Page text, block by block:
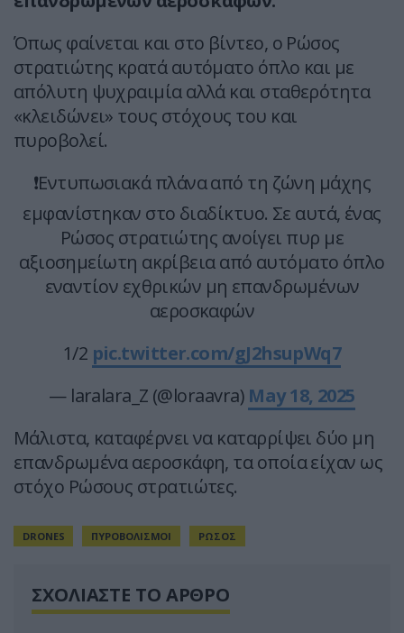
Όπως φαίνεται και στο βίντεο, ο Ρώσος
στρατιώτης κρατά αυτόματο όπλο και με
απόλυτη ψυχραιμία αλλά και σταθερότητα
«κλειδώνει» τους στόχους του και
πυροβολεί.
❗Εντυπωσιακά πλάνα από τη ζώνη μάχης
εμφανίστηκαν στο διαδίκτυο. Σε αυτά, ένας
Ρώσος στρατιώτης ανοίγει πυρ με
αξιοσημείωτη ακρίβεια από αυτόματο όπλο
εναντίον εχθρικών μη επανδρωμένων
αεροσκαφών
1/2 pic.twitter.com/gJ2hsupWq7
— laralara_Z (@loraavra) May 18, 2025
Μάλιστα, καταφέρνει να καταρρίψει δύο μη
επανδρωμένα αεροσκάφη, τα οποία είχαν ως
στόχο Ρώσους στρατιώτες.
DRONES ΠΥΡΟΒΟΛΙΣΜΟΙ ΡΩΣΟΣ
ΣΧΟΛΙΑΣΤΕ ΤΟ ΑΡΘΡΟ